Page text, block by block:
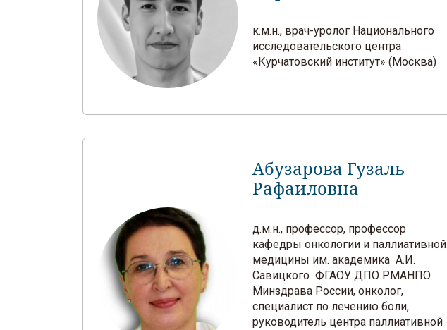
к.м.н., врач-уролог Национального
исследовательского центра
«Курчатовский институт» (Москва)
Абузарова Гузаль
Рафаиловна
д.м.н., профессор, профессор
кафедры онкологии и паллиативной
медицины им. академика А.И.
Савицкого ФГАОУ ДПО РМАНПО
Минздрава России, онколог,
специалист по лечению боли,
руководитель центра паллиативной